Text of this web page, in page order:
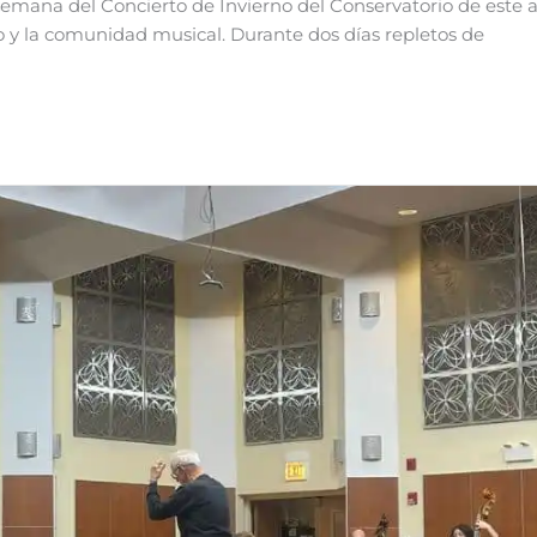
del Concierto de Invierno del Conservatorio de este
la comunidad musical. Durante dos días repletos de